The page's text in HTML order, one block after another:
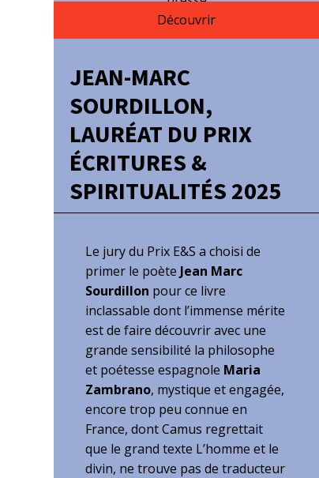
Découvrir
JEAN-MARC
SOURDILLON,
LAURÉAT DU PRIX
ÉCRITURES &
SPIRITUALITÉS 2025
Le jury du Prix E&S a choisi de
primer le poète Jean Marc
Sourdillon pour ce livre
inclassable dont l’immense mérite
est de faire découvrir avec une
grande sensibilité la philosophe
et poétesse espagnole Maria
Zambrano, mystique et engagée,
encore trop peu connue en
France, dont Camus regrettait
que le grand texte L’homme et le
divin, ne trouve pas de traducteur